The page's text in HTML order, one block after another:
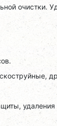
очистки.